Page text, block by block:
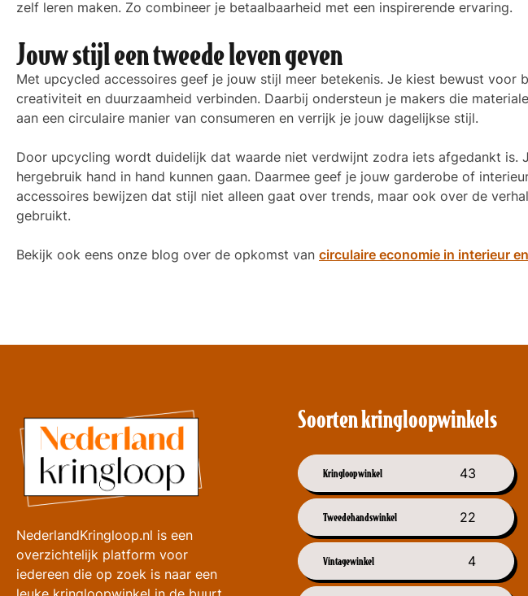
zelf leren maken. Zo combineer je betaalbaarheid met een inspirerende ervaring.
Jouw stijl een tweede leven geven
Met upcycled accessoires geef je jouw stijl meer betekenis. Je kiest bewust voor
creativiteit en duurzaamheid verbinden. Daarbij ondersteun je makers die
aan een circulaire manier van consumeren en verrijk je jouw dagelijkse stijl.
Door upcycling wordt duidelijk dat waarde niet verdwijnt zodra iets afgedankt is.
hergebruik hand in hand kunnen gaan. Daarmee geef je jouw garderobe of
accessoires bewijzen dat stijl niet alleen gaat over trends, maar ook over de
gebruikt.
Bekijk ook eens onze blog over de opkomst van circulaire economie in interieur
NederlandKringloop.nl is een
overzichtelijk platform voor
iedereen die op zoek is naar een
Soorten kringloopwinkels
Kringloopwinkel 43
Tweedehandswinkel 22
Vintagewinkel 4